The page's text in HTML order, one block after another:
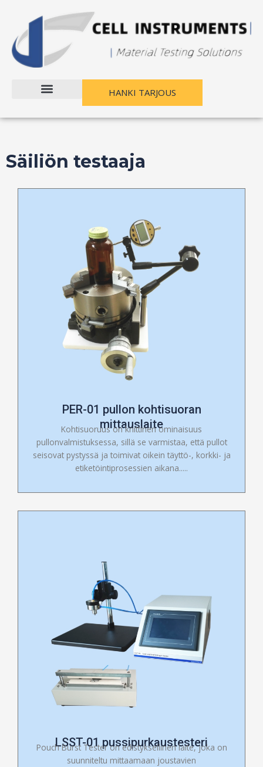
sisältöön
HANKI TARJOUS
Säiliön testaaja
PER-01 pullon kohtisuoran
mittauslaite
Kohtisuoruus on kriittinen ominaisuus
pullonvalmistuksessa, sillä se varmistaa, että pullot
seisovat pystyssä ja toimivat oikein täyttö-, korkki- ja
etiketöintiprosessien aikana.....
LSST-01 pussipurkaustesteri
Pouch Burst Tester on edistyksellinen laite, joka on
suunniteltu mittaamaan joustavien